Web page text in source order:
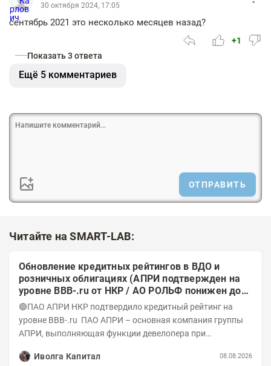
30 октября 2024, 17:05
сентябрь 2021 это несколько месяцев назад?
+1
Показать 3 ответа
Ещё 5 комментариев
ОТПРАВИТЬ
Читайте на SMART-LAB:
Обновление кредитных рейтингов в ВДО и
розничных облигациях (АПРИ подтвержден на
уровне BBB-.ru от НКР / АО РОЛЬФ понижен до
А-(RU) / Элит Строй присвоен на уровне BBB.ru)
🟢ПАО АПРИ НКР подтвердило кредитный рейтинг на
уровне BBB-.ru ПАО АПРИ – основная компания группы
АПРИ, выполняющая функции девелопера при
Иволга Капитал
08.08.2026